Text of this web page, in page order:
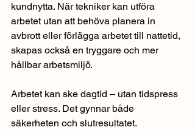
kundnytta. När tekniker kan utföra
arbetet utan att behöva planera in
avbrott eller förlägga arbetet till nattetid,
skapas också en tryggare och mer
hållbar arbetsmiljö.
Arbetet kan ske dagtid – utan tidspress
eller stress. Det gynnar både
säkerheten och slutresultatet.